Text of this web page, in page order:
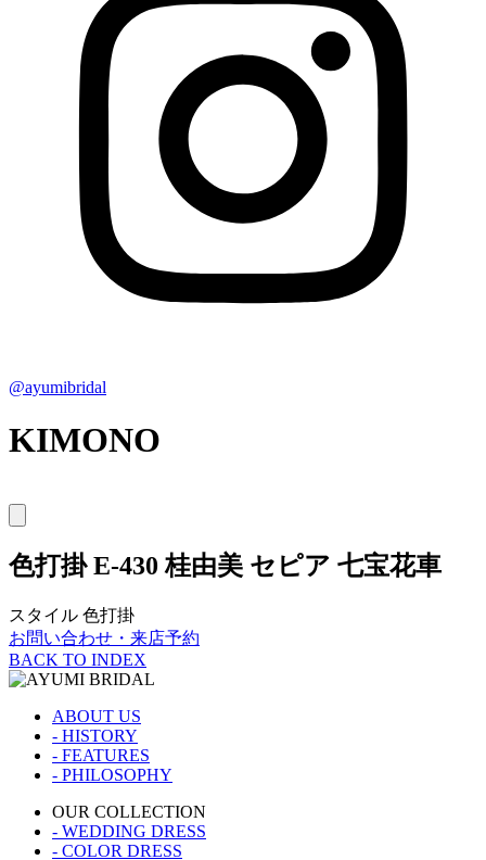
@ayumibridal
KIMONO
色打掛 E-430 桂由美 セピア 七宝花車
スタイル 色打掛
お問い合わせ・来店予約
BACK TO INDEX
ABOUT US
- HISTORY
- FEATURES
- PHILOSOPHY
OUR COLLECTION
- WEDDING DRESS
- COLOR DRESS